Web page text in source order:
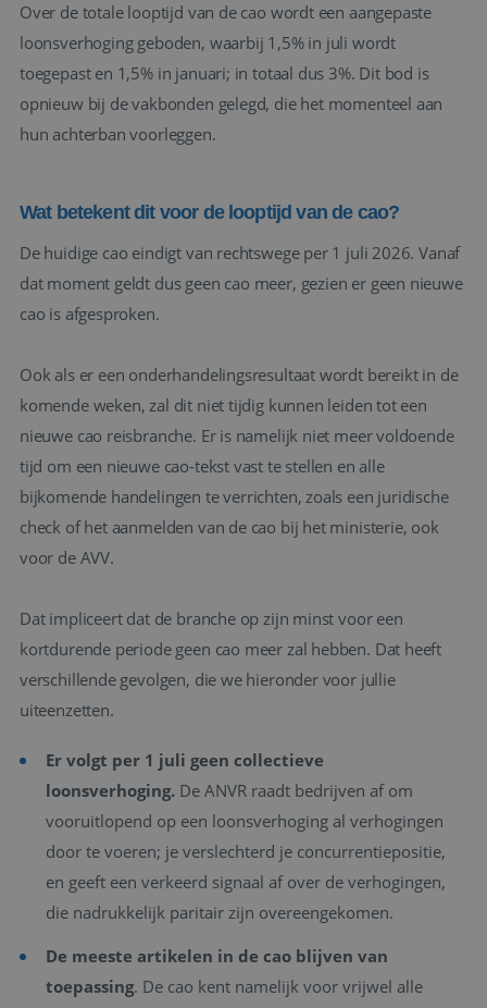
Over de totale looptijd van de cao wordt een aangepaste
loonsverhoging geboden, waarbij 1,5% in juli wordt
toegepast en 1,5% in januari; in totaal dus 3%. Dit bod is
opnieuw bij de vakbonden gelegd, die het momenteel aan
hun achterban voorleggen.
Wat betekent dit voor de looptijd van de cao?
De huidige cao eindigt van rechtswege per 1 juli 2026. Vanaf
dat moment geldt dus geen cao meer, gezien er geen nieuwe
cao is afgesproken.
Ook als er een onderhandelingsresultaat wordt bereikt in de
komende weken, zal dit niet tijdig kunnen leiden tot een
nieuwe cao reisbranche. Er is namelijk niet meer voldoende
tijd om een nieuwe cao-tekst vast te stellen en alle
bijkomende handelingen te verrichten, zoals een juridische
check of het aanmelden van de cao bij het ministerie, ook
voor de AVV.
Dat impliceert dat de branche op zijn minst voor een
kortdurende periode geen cao meer zal hebben. Dat heeft
verschillende gevolgen, die we hieronder voor jullie
uiteenzetten.
Er volgt per 1 juli geen collectieve
loonsverhoging. De ANVR raadt bedrijven af om
vooruitlopend op een loonsverhoging al verhogingen
door te voeren; je verslechterd je concurrentiepositie,
en geeft een verkeerd signaal af over de verhogingen,
die nadrukkelijk paritair zijn overeengekomen.
De meeste artikelen in de cao blijven van
toepassing. De cao kent namelijk voor vrijwel alle